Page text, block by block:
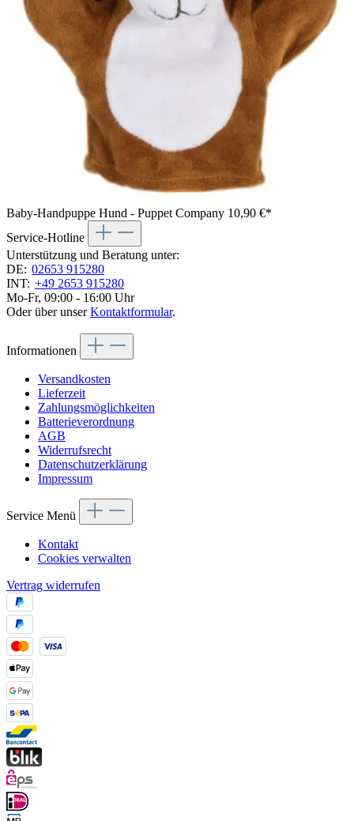
Baby-Handpuppe Hund - Puppet Company 10,90 €*
Service-Hotline
Unterstützung und Beratung unter:
DE: 02653 915280
INT: +49 2653 915280
Mo-Fr, 09:00 - 16:00 Uhr
Oder über unserKontaktformular.
Informationen
Versandkosten
Lieferzeit
Zahlungsmöglichkeiten
Batterieverordnung
AGB
Widerrufsrecht
Datenschutzerklärung
Impressum
Service Menü
Kontakt
Cookies verwalten
Vertrag widerrufen